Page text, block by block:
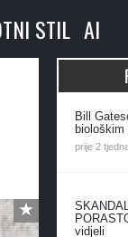
STIL AI
Bill
biološkim
prije 2
vidjeli